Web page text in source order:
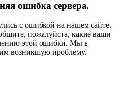
ошибка сервера.
с ошибкой на нашем сайте.
пожалуйста, какие ваши
этой ошибки. Мы в
возникшую проблему.